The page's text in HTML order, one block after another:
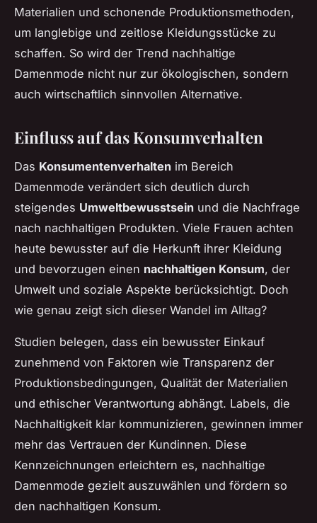
Materialien und schonende Produktionsmethoden,
um langlebige und zeitlose Kleidungsstücke zu
schaffen. So wird der Trend nachhaltige
Damenmode nicht nur zur ökologischen, sondern
auch wirtschaftlich sinnvollen Alternative.
Einfluss auf das Konsumverhalten
Das Konsumentenverhalten im Bereich
Damenmode verändert sich deutlich durch
steigendes Umweltbewusstsein und die Nachfrage
nach nachhaltigen Produkten. Viele Frauen achten
heute bewusster auf die Herkunft ihrer Kleidung
und bevorzugen einen nachhaltigen Konsum, der
Umwelt und soziale Aspekte berücksichtigt. Doch
wie genau zeigt sich dieser Wandel im Alltag?
Studien belegen, dass ein bewusster Einkauf
zunehmend von Faktoren wie Transparenz der
Produktionsbedingungen, Qualität der Materialien
und ethischer Verantwortung abhängt. Labels, die
Nachhaltigkeit klar kommunizieren, gewinnen immer
mehr das Vertrauen der Kundinnen. Diese
Kennzeichnungen erleichtern es, nachhaltige
Damenmode gezielt auszuwählen und fördern so
den nachhaltigen Konsum.